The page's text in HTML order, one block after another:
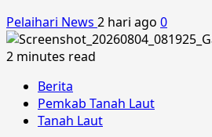
Pelaihari News 2 hari ago 0
2 minutes read
Berita
Pemkab Tanah Laut
Tanah Laut